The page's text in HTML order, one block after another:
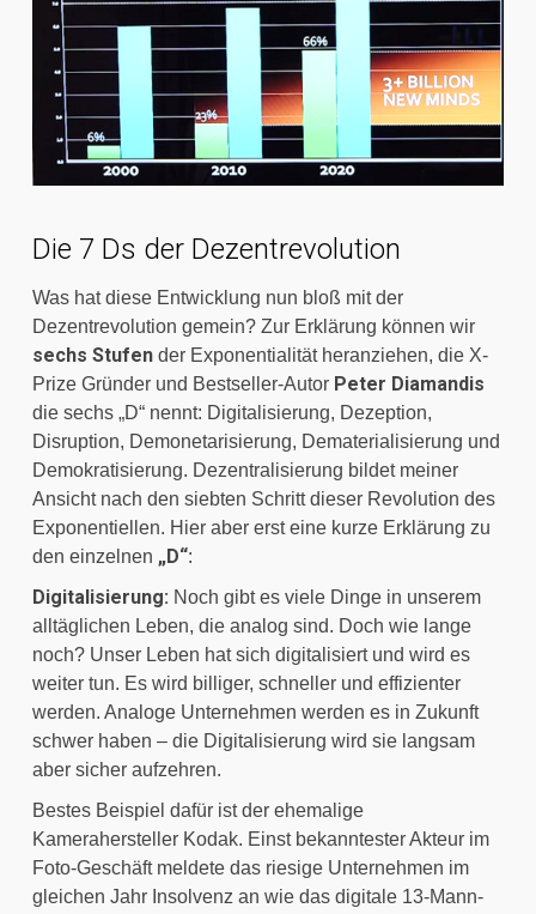
Die 7 Ds der Dezentrevolution
Was hat diese Entwicklung nun bloß mit der
Dezentrevolution gemein? Zur Erklärung können wir
sechs Stufen der Exponentialität heranziehen, die X-
Prize Gründer und Bestseller-Autor Peter Diamandis
die sechs „D“ nennt: Digitalisierung, Dezeption,
Disruption, Demonetarisierung, Dematerialisierung und
Demokratisierung. Dezentralisierung bildet meiner
Ansicht nach den siebten Schritt dieser Revolution des
Exponentiellen. Hier aber erst eine kurze Erklärung zu
den einzelnen „D“:
Digitalisierung: Noch gibt es viele Dinge in unserem
alltäglichen Leben, die analog sind. Doch wie lange
noch? Unser Leben hat sich digitalisiert und wird es
weiter tun. Es wird billiger, schneller und effizienter
werden. Analoge Unternehmen werden es in Zukunft
schwer haben – die Digitalisierung wird sie langsam
aber sicher aufzehren.
Bestes Beispiel dafür ist der ehemalige
Kamerahersteller Kodak. Einst bekanntester Akteur im
Foto-Geschäft meldete das riesige Unternehmen im
gleichen Jahr Insolvenz an wie das digitale 13-Mann-